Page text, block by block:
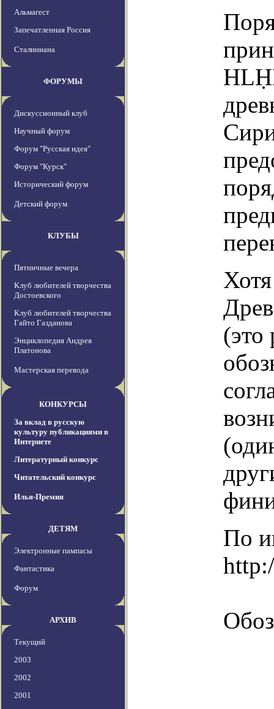
Альмагест
Запечатленная Россия
Сталиниана
ФОРУМЫ
Дискуссионный клуб
Научный форум
Форум "Русская идея"
Форум "Курск"
Исторический форум
Детский форум
КЛУБЫ
Пятничные вечера
Клуб любителей творчества
Достоевского
Клуб любителей творчества
Гайто Газданова
Энциклопедия Андрея
Платонова
Мастерская перевода
КОНКУРСЫ
За вклад в русскую
культуру публикациями в
Интернете
Литературный конкурс
Читательский конкурс
Илья-Премия
ДЕТЯМ
Электронные пампасы
Фантастика
Форум
АРХИВ
Текущий
2003
2002
2001
(это
По